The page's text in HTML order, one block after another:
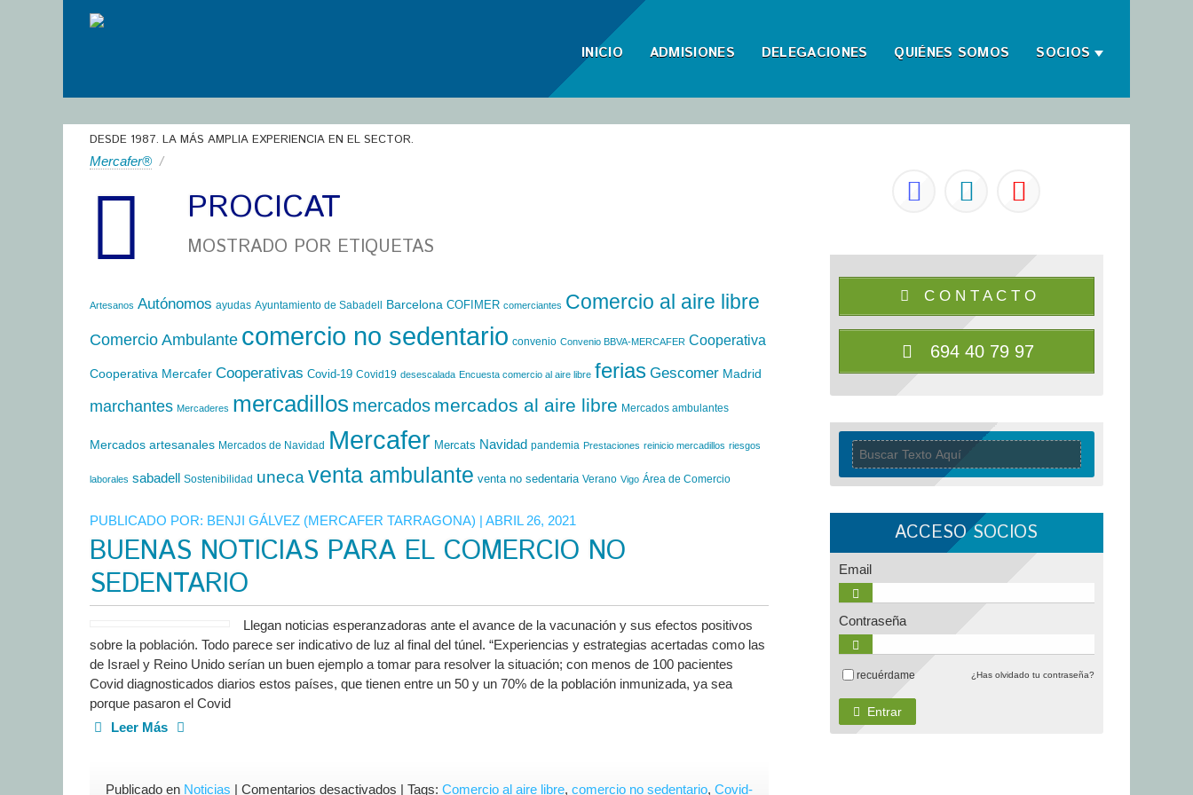
INICIO ADMISIONES DELEGACIONES QUIÉNES SOMOS SOCIOS
DESDE 1987. LA MÁS AMPLIA EXPERIENCIA EN EL SECTOR.
Mercafer® /
PROCICAT
MOSTRADO POR ETIQUETAS
Artesanos Autónomos ayudas Ayuntamiento de Sabadell Barcelona COFIMER comerciantes Comercio al aire libre
Comercio Ambulante comercio no sedentario convenio Convenio BBVA-MERCAFER Cooperativa
Cooperativa Mercafer Cooperativas Covid-19 Covid19 desescalada Encuesta comercio al aire libre ferias Gescomer Madrid
marchantes Mercaderes mercadillos mercados mercados al aire libre Mercados ambulantes
Mercados artesanales Mercados de Navidad Mercafer Mercats Navidad pandemia Prestaciones reinicio mercadillos riesgos
laborales sabadell Sostenibilidad uneca venta ambulante venta no sedentaria Verano Vigo Área de Comercio
PUBLICADO POR: BENJI GÁLVEZ (MERCAFER TARRAGONA) | ABRIL 26, 2021
BUENAS NOTICIAS PARA EL COMERCIO NO
SEDENTARIO
Llegan noticias esperanzadoras ante el avance de la vacunación y sus efectos positivos
sobre la población. Todo parece ser indicativo de luz al final del túnel. “Experiencias y estrategias acertadas como las
de Israel y Reino Unido serían un buen ejemplo a tomar para resolver la situación; con menos de 100 pacientes
Covid diagnosticados diarios estos países, que tienen entre un 50 y un 70% de la población inmunizada, ya sea
porque pasaron el Covid
Leer Más
Publicado en Noticias | Comentarios desactivadosen| Tags: Comercio al aire libre, comercio no sedentario, Covid-
C O N T A C T O
694 40 79 97
ACCESO SOCIOS
Email
Contraseña
recuérdame ¿Has olvidado tu contraseña?
Entrar